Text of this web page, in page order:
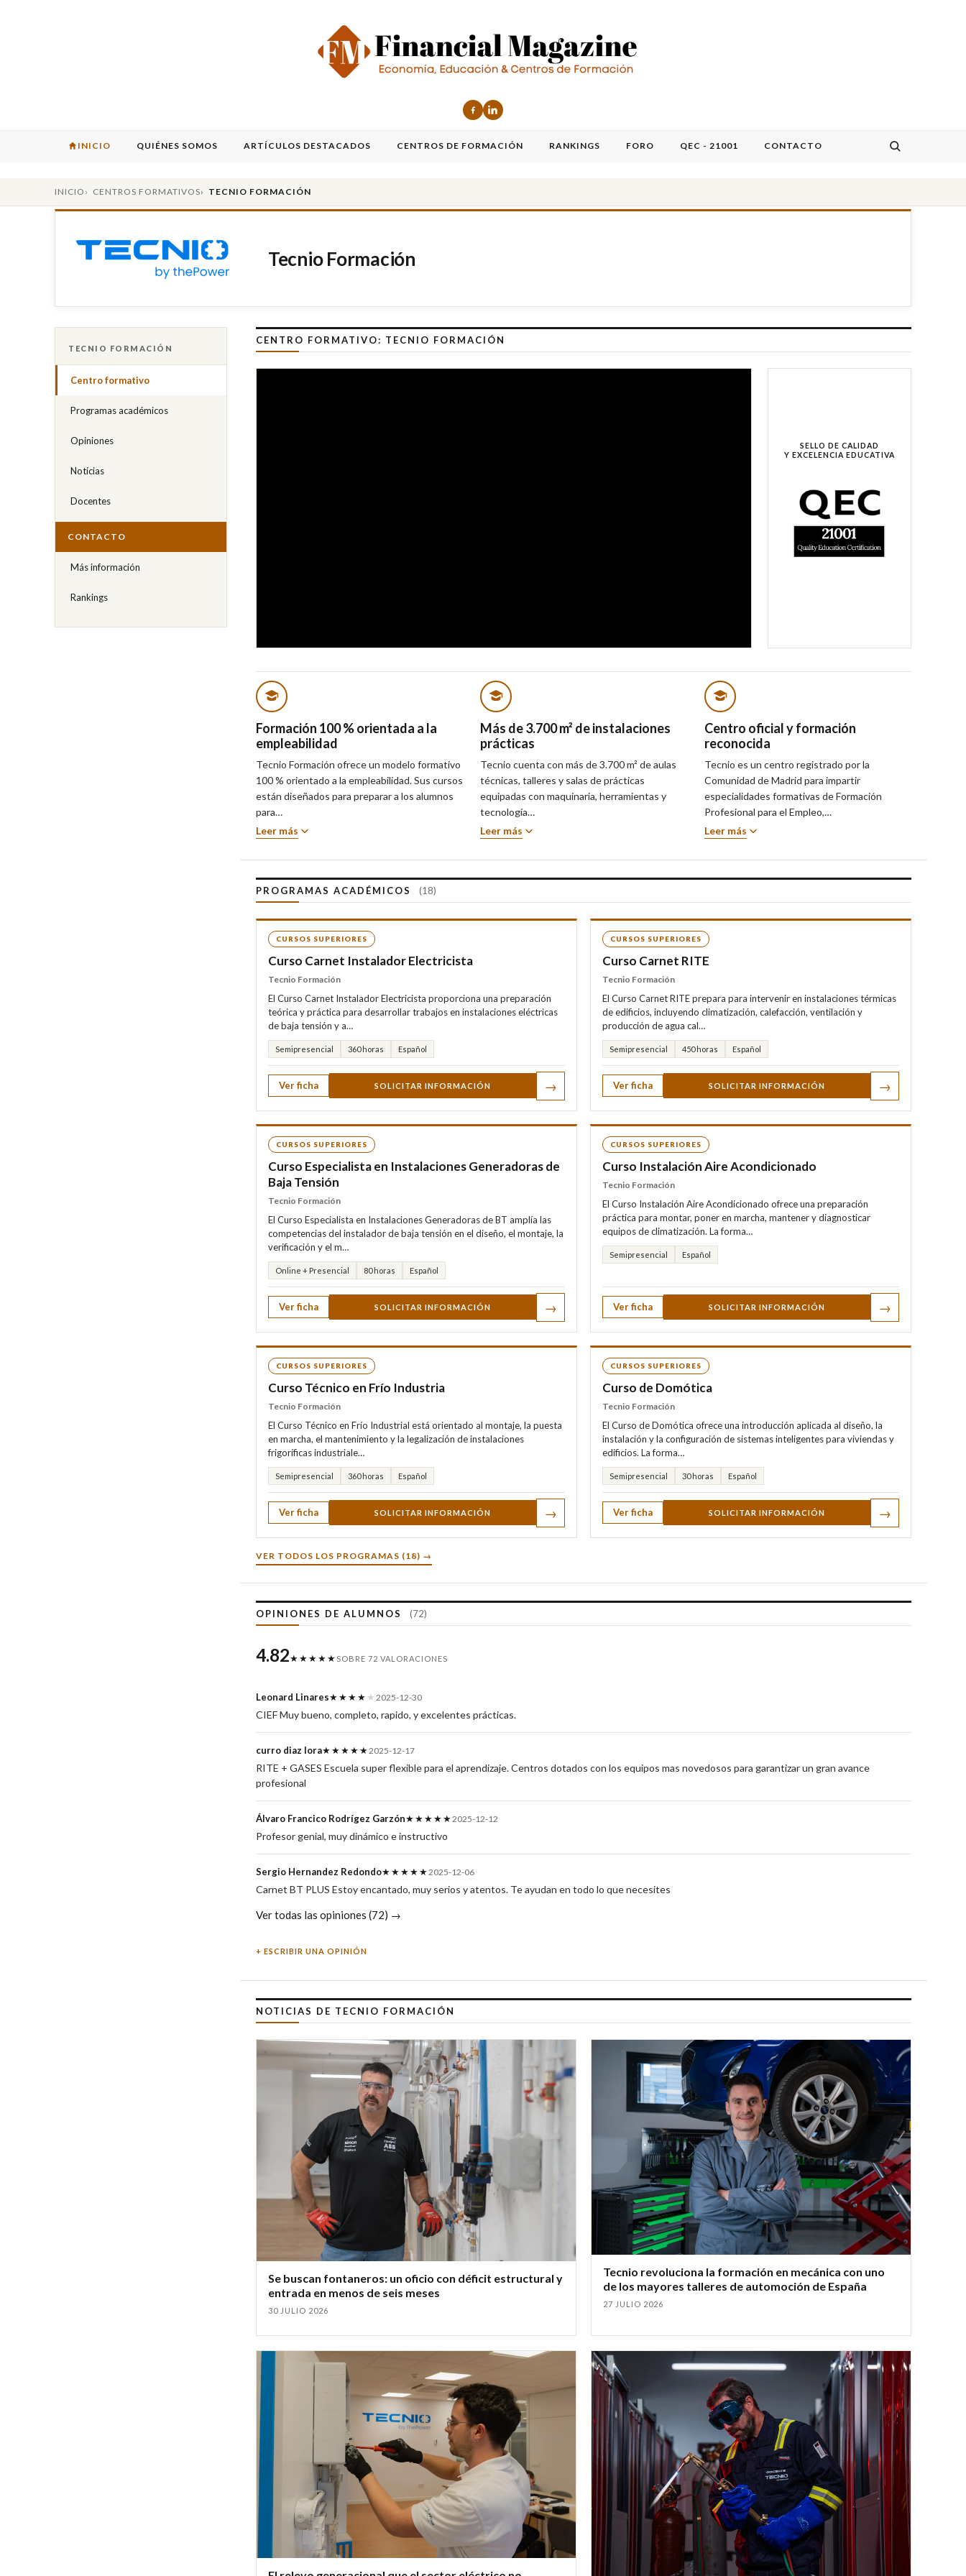
INICIO QUIÉNES SOMOS ARTÍCULOS DESTACADOS CENTROS DE FORMACIÓN RANKINGS FORO QEC - 21001 CONTACTO
INICIO CENTROS FORMATIVOS TECNIO FORMACIÓN
Tecnio Formación
TECNIO FORMACIÓN
Centro formativo
Programas académicos
Opiniones
Noticias
Docentes
CONTACTO
Más información
Rankings
CENTRO FORMATIVO: TECNIO FORMACIÓN
SELLO DE CALIDAD
Y EXCELENCIA EDUCATIVA
Formación 100 % orientada a la
empleabilidad
Tecnio Formación ofrece un modelo formativo
100 % orientado a la empleabilidad. Sus cursos
están diseñados para preparar a los alumnos
para…
Leer más
Más de 3.700 m² de instalaciones
prácticas
Tecnio cuenta con más de 3.700 m² de aulas
técnicas, talleres y salas de prácticas
equipadas con maquinaria, herramientas y
tecnología…
Leer más
Centro oficial y formación
reconocida
Tecnio es un centro registrado por la
Comunidad de Madrid para impartir
especialidades formativas de Formación
Profesional para el Empleo,…
Leer más
PROGRAMAS ACADÉMICOS (18)
CURSOS SUPERIORES
Curso Carnet Instalador Electricista
Tecnio Formación
El Curso Carnet Instalador Electricista proporciona una preparación
teórica y práctica para desarrollar trabajos en instalaciones eléctricas
de baja tensión y a…
Semipresencial 360 horas Español
Ver ficha SOLICITAR INFORMACIÓN →
CURSOS SUPERIORES
Curso Carnet RITE
Tecnio Formación
El Curso Carnet RITE prepara para intervenir en instalaciones térmicas
de edificios, incluyendo climatización, calefacción, ventilación y
producción de agua cal…
Semipresencial 450 horas Español
Ver ficha SOLICITAR INFORMACIÓN →
CURSOS SUPERIORES
Curso Especialista en Instalaciones Generadoras de
Baja Tensión
Tecnio Formación
El Curso Especialista en Instalaciones Generadoras de BT amplía las
competencias del instalador de baja tensión en el diseño, el montaje, la
verificación y el m…
Online + Presencial 80 horas Español
Ver ficha SOLICITAR INFORMACIÓN →
CURSOS SUPERIORES
Curso Instalación Aire Acondicionado
Tecnio Formación
El Curso Instalación Aire Acondicionado ofrece una preparación
práctica para montar, poner en marcha, mantener y diagnosticar
equipos de climatización. La forma…
Semipresencial Español
Ver ficha SOLICITAR INFORMACIÓN →
CURSOS SUPERIORES
Curso Técnico en Frío Industria
Tecnio Formación
El Curso Técnico en Frío Industrial está orientado al montaje, la puesta
en marcha, el mantenimiento y la legalización de instalaciones
frigoríficas industriale…
Semipresencial 360 horas Español
Ver ficha SOLICITAR INFORMACIÓN →
CURSOS SUPERIORES
Curso de Domótica
Tecnio Formación
El Curso de Domótica ofrece una introducción aplicada al diseño, la
instalación y la configuración de sistemas inteligentes para viviendas y
edificios. La forma…
Semipresencial 30 horas Español
Ver ficha SOLICITAR INFORMACIÓN →
VER TODOS LOS PROGRAMAS (18) →
OPINIONES DE ALUMNOS (72)
4.82★★★★★ SOBRE 72 VALORACIONES
Leonard Linares★★★★ ★ 2025-12-30
CIEF Muy bueno, completo, rapido, y excelentes prácticas.
curro diaz lora★★★★★2025-12-17
RITE + GASES Escuela super flexible para el aprendizaje. Centros dotados con los equipos mas novedosos para garantizar un gran avance
profesional
Álvaro Francico Rodrígez Garzón★★★★★2025-12-12
Profesor genial, muy dinámico e instructivo
Sergio Hernandez Redondo★★★★★2025-12-06
Carnet BT PLUS Estoy encantado, muy serios y atentos. Te ayudan en todo lo que necesites
Ver todas las opiniones (72) →
ESCRIBIR UNA OPINIÓN
NOTICIAS DE TECNIO FORMACIÓN
Se buscan fontaneros: un oficio con déficit estructural y
entrada en menos de seis meses
30 JULIO 2026
Tecnio revoluciona la formación en mecánica con uno
de los mayores talleres de automoción de España
27 JULIO 2026